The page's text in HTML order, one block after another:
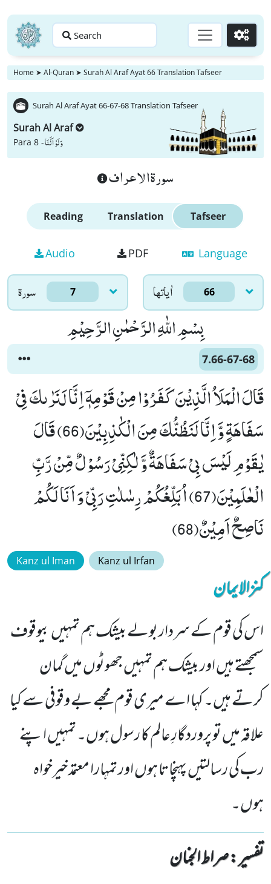
Search Go
Home ➤ Al-Quran ➤ Surah Al Araf Ayat 66 Translation Tafseer
Surah Al Araf Ayat 66-67-68 Translation Tafseer
Surah Al Araf
Para 8 -وَ لَوْ اَنَّنَا
سورة الاعراف
Reading Translation Tafseer
Audio PDF Language
سورۃ 7 اٰياتها 66
بِسْمِ اللّٰهِ الرَّحْمٰنِ الرَّحِیْمِ
7.66-67-68
قَالَ الْمَلَاُ الَّذِیْنَ كَفَرُوْا مِنْ قَوْمِهٖۤ اِنَّا لَنَرٰىكَ فِیْ
سَفَاهَةٍ وَّ اِنَّا لَنَظُنُّكَ مِنَ الْكٰذِبِیْنَ(66) قَالَ
یٰقَوْمِ لَیْسَ بِیْ سَفَاهَةٌ وَّ لٰكِنِّیْ رَسُوْلٌ مِّنْ رَّبِّ
الْعٰلَمِیْنَ(67) اُبَلِّغُكُمْ رِسٰلٰتِ رَبِّیْ وَ اَنَا لَكُمْ
نَاصِحٌ اَمِیْنٌ(68)
Kanz ul Iman Kanz ul Irfan
کنزالایمان
اس کی قوم کے سردار بولے بیشک ہم تمہیں بیوقوف
سمجھتے ہیں اور بیشک ہم تمہیں جھوٹوں میں گمان
کرتے ہیں۔ کہا اے میری قوم مجھے بے وقوفی سے کیا
علاقہ میں تو پروردگارِ عالم کا رسول ہوں۔ تمہیں اپنے
رب کی رسالتیں پہنچاتا ہوں اور تمہارا معتمد خیرخواہ
ہوں۔
تفسیر : ‎صراط الجنان